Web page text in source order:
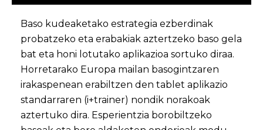
Baso kudeaketako estrategia ezberdinak
probatzeko eta erabakiak aztertzeko baso gela
bat eta honi lotutako aplikazioa sortuko diraa.
Horretarako Europa mailan basogintzaren
irakaspenean erabiltzen den tablet aplikazio
standarraren (i+trainer) nondik norakoak
aztertuko dira. Esperientzia borobiltzeko